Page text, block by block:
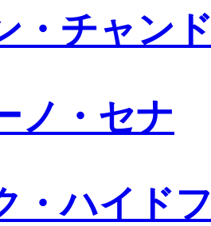
・チャン
ノ・セナ
・ハイド